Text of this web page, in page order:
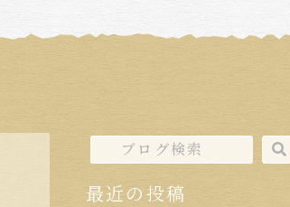
最近の投稿